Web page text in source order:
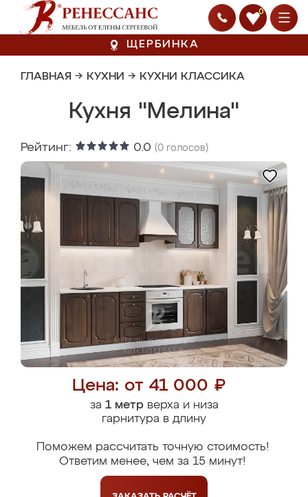
0
ЩЕРБИНКА
ГЛАВНАЯ → КУХНИ → КУХНИ КЛАССИКА
Кухня "Мелина"
Рейтинг: 0.0 (0 голосов)
Цена: от 41 000 ₽
за 1 метрверха и низа
гарнитура в длину
Поможем рассчитать точную стоимость!
Ответим менее, чем за 15 минут!